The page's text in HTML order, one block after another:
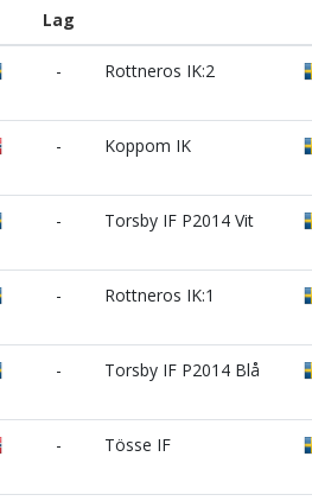
Lag
- Rottneros IK:2
- Koppom IK
- Torsby IF P2014 Vit
- Rottneros IK:1
- Torsby IF P2014 Blå
- Tösse IF